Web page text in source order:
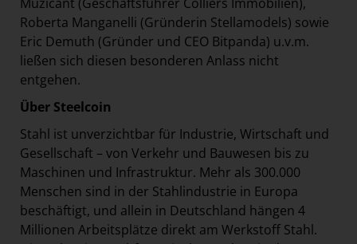
Roberta Manganelli (Gründerin Stellamodels) sowie
Eric Demuth (Gründer und CEO Bitpanda) u.v.m.
ließen sich diesen besonderen Anlass nicht
entgehen.
Über Steelcoin
Stahl ist unverzichtbar für Industrie, Wirtschaft und
Gesellschaft – von Verkehr und Bauwesen bis zu
Maschinen und Infrastruktur. Mehr als 300.000
Menschen sind in der Stahlindustrie in Europa
beschäftigt, und allein in Deutschland hängen 4
Millionen Arbeitsplätze direkt am Werkstoff Stahl.